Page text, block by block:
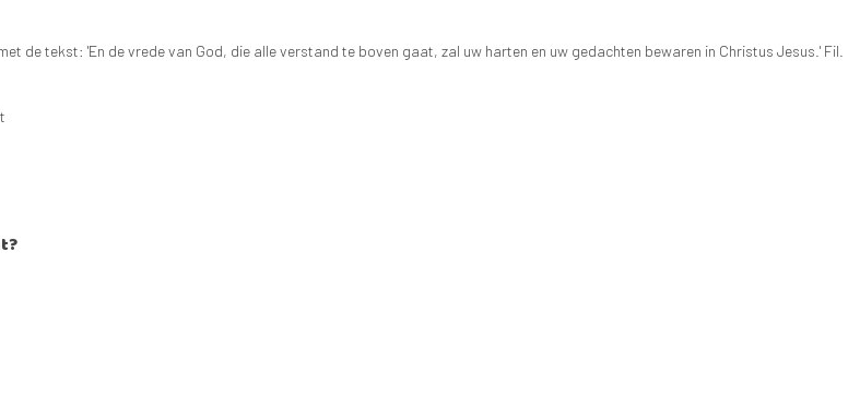
de tekst: 'En de vrede van God, die alle verstand te boven gaat, zal uw harten en uw gedachten bewaren in Christus Jesus.' Fil.